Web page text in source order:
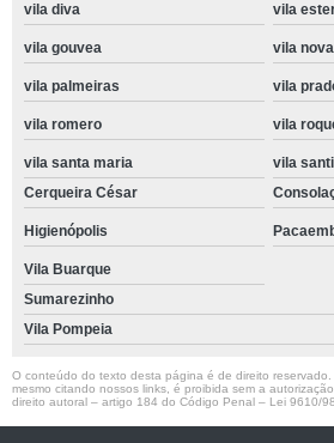
vila diva vila
vila gouvea vila
vila palmeiras vila
vila romero vila
vila santa maria
vila
Cerqueira César
Higienópolis
Vila Buarque
Sumarezinho
Vila Pompeia
O conteúdo do texto desta página é de direito
mesmo citando nossos links, é proibida sem a
direito autoral – artigo 184 do Código Penal – Lei 9610/